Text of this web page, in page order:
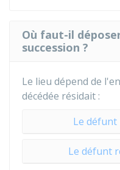
Où faut-il
succession ?
Le lieu dépend de
décédée résidait :
Le défunt
Le défunt